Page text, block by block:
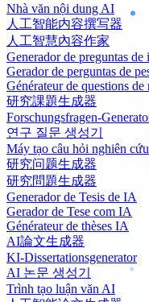
Nhà văn nội dung AI
人工智能内容撰写器
人工智慧內容作家
Generador de preguntas de
Gerador de perguntas de
Générateur de questions de
研究課題生成器
Forschungsfragen-
연구 질문 생성기
Máy tạo câu hỏi nghiên cứu
研究问题生成器
研究問題生成器
Generador de Tesis de IA
Gerador de Tese com IA
Générateur de thèses IA
AI論文生成器
KI-Dissertationsgenerator
AI 논문 생성기
Trình tạo luận văn AI